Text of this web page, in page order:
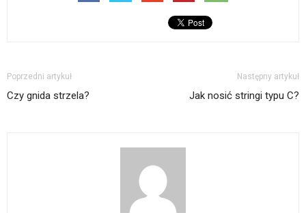
Poprzedni artykuł
Czy gnida strzela?
Następny artykuł
Jak nosić stringi typu C?